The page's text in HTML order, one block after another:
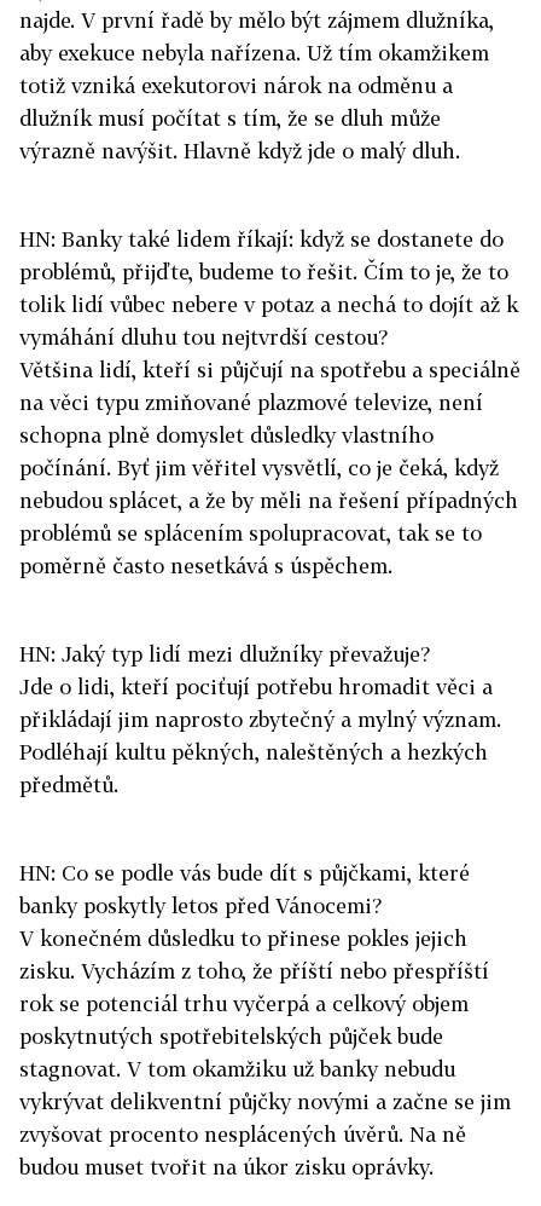
najde. V první řadě by mělo být zájmem dlužníka,
aby exekuce nebyla nařízena. Už tím okamžikem
totiž vzniká exekutorovi nárok na odměnu a
dlužník musí počítat s tím, že se dluh může
výrazně navýšit. Hlavně když jde o malý dluh.
HN: Banky také lidem říkají: když se dostanete do
problémů, přijďte, budeme to řešit. Čím to je, že to
tolik lidí vůbec nebere v potaz a nechá to dojít až k
vymáhání dluhu tou nejtvrdší cestou?
Většina lidí, kteří si půjčují na spotřebu a speciálně
na věci typu zmiňované plazmové televize, není
schopna plně domyslet důsledky vlastního
počínání. Byť jim věřitel vysvětlí, co je čeká, když
nebudou splácet, a že by měli na řešení případných
problémů se splácením spolupracovat, tak se to
poměrně často nesetkává s úspěchem.
HN: Jaký typ lidí mezi dlužníky převažuje?
Jde o lidi, kteří pociťují potřebu hromadit věci a
přikládají jim naprosto zbytečný a mylný význam.
Podléhají kultu pěkných, naleštěných a hezkých
předmětů.
HN: Co se podle vás bude dít s půjčkami, které
banky poskytly letos před Vánocemi?
V konečném důsledku to přinese pokles jejich
zisku. Vycházím z toho, že příští nebo přespříští
rok se potenciál trhu vyčerpá a celkový objem
poskytnutých spotřebitelských půjček bude
stagnovat. V tom okamžiku už banky nebudu
vykrývat delikventní půjčky novými a začne se jim
zvyšovat procento nesplácených úvěrů. Na ně
budou muset tvořit na úkor zisku oprávky.